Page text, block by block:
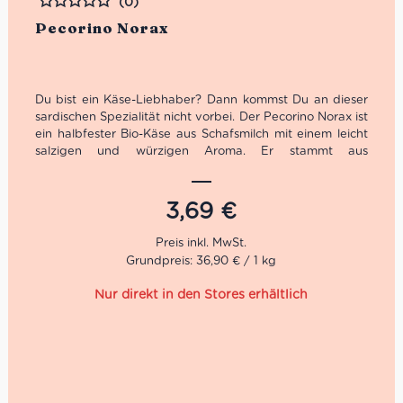
Pecorino Norax
Bewertet
Du bist ein Käse-Liebhaber? Dann kommst Du an dieser
sardischen Spezialität nicht vorbei. Der Pecorino Norax ist
ein halbfester Bio-Käse aus Schafsmilch mit einem leicht
salzigen und würzigen Aroma. Er stammt aus
Reifestadien und Größen hergestellt. Du kannst ihn Dir in
unseren Centro Italia Stores frisch aufschneiden lassen
und direkt in unserer Trattoria verzehren.
3,69 €
Grundpreis: 36,90 € / 1 kg